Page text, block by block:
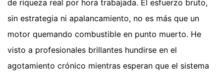
de riqueza real por hora trabajada. El esfuerzo bruto,
sin estrategia ni apalancamiento, no es más que un
motor quemando combustible en punto muerto. He
visto a profesionales brillantes hundirse en el
agotamiento crónico mientras esperan que el sistema